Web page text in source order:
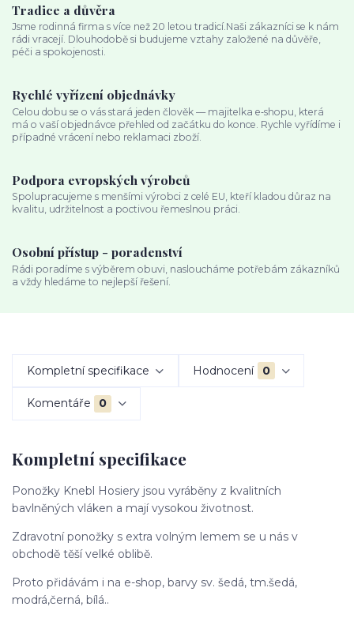
Tradice a důvěra
Jsme rodinná firma s více než 20 letou tradicí.Naši zákazníci se k nám
rádi vracejí. Dlouhodobě si budujeme vztahy založené na důvěře,
péči a spokojenosti.
Rychlé vyřízení objednávky
Celou dobu se o vás stará jeden člověk — majitelka e‑shopu, která
má o vaší objednávce přehled od začátku do konce. Rychle vyřídíme i
případné vrácení nebo reklamaci zboží.
Podpora evropských výrobců
Spolupracujeme s menšími výrobci z celé EU, kteří kladou důraz na
kvalitu, udržitelnost a poctivou řemeslnou práci.
Osobní přístup - poradenství
Rádi poradíme s výběrem obuvi, nasloucháme potřebám zákazníků
a vždy hledáme to nejlepší řešení.
Kompletní specifikace Hodnocení 0
Komentáře 0
Kompletní specifikace
Ponožky Knebl Hosiery jsou vyráběny z kvalitních
bavlněných vláken a mají vysokou životnost.
Zdravotní ponožky s extra volným lemem se u nás v
obchodě těší velké oblibě.
Proto přidávám i na e-shop, barvy sv. šedá, tm.šedá,
modrá,černá, bílá..